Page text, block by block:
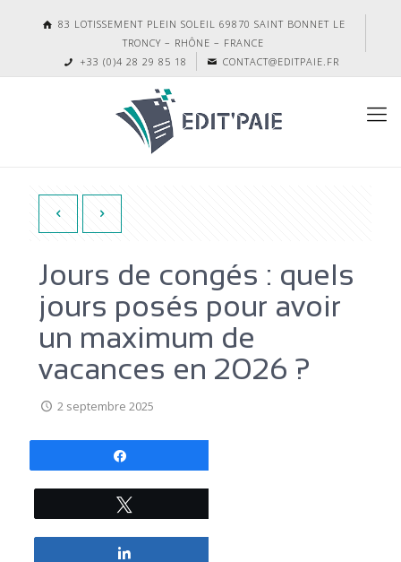
83 LOTISSEMENT PLEIN SOLEIL 69870 SAINT BONNET LE
TRONCY – RHÔNE – FRANCE
+33 (0)4 28 29 85 18
CONTACT@EDITPAIE.FR
Jours de congés : quels
jours posés pour avoir
un maximum de
vacances en 2026 ?
2 septembre 2025